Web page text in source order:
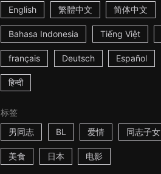
English 繁體中文 简体中文
Bahasa Indonesia Tiếng Việt
français Deutsch Español
हिन्दी
标签
男同志
BL 爱情 同志子女
美食 日本 电影